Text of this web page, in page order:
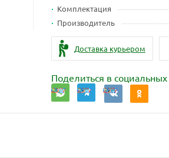
Комплектация
Производитель
Доставка курьером
Поделиться в социальных